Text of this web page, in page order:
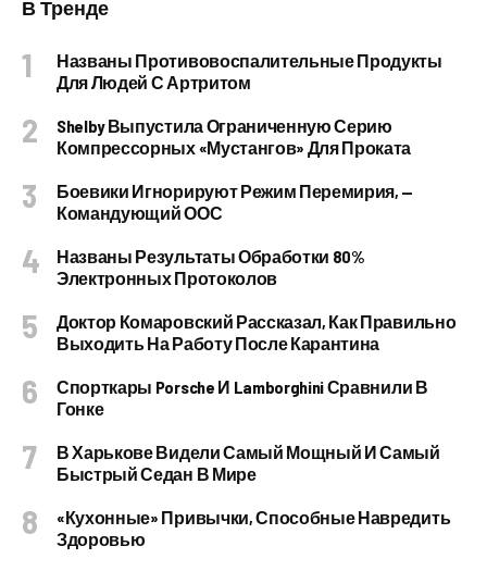
В Тренде
Названы Противовоспалительные Продукты
Для Людей С Артритом
Shelby Выпустила Ограниченную Серию
Компрессорных «Мустангов» Для Проката
Боевики Игнорируют Режим Перемирия, —
Командующий ООС
Названы Результаты Обработки 80%
Электронных Протоколов
Доктор Комаровский Рассказал, Как Правильно
Выходить На Работу После Карантина
Спорткары Porsche И Lamborghini Сравнили В
Гонке
В Харькове Видели Самый Мощный И Самый
Быстрый Седан В Мире
«Кухонные» Привычки, Способные Навредить
Здоровью